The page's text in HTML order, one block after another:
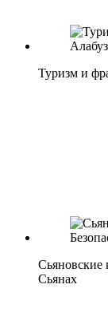
Туризм и
Сьяновские
Сьянах